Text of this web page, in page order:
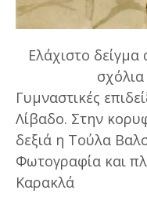
Ελάχιστο δείγμα
Γυμναστικές
Λίβαδο. Στην
δεξιά η Τούλα
Φωτογραφία και
Καρακλά